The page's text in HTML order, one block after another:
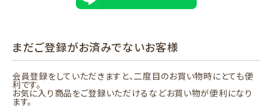
まだご登録がお済みでないお客様
会員登録をしていただきますと、二度目のお買い物時にとても便
利です。
お気に入り商品をご登録いただけるなどお買い物が便利になり
ます。